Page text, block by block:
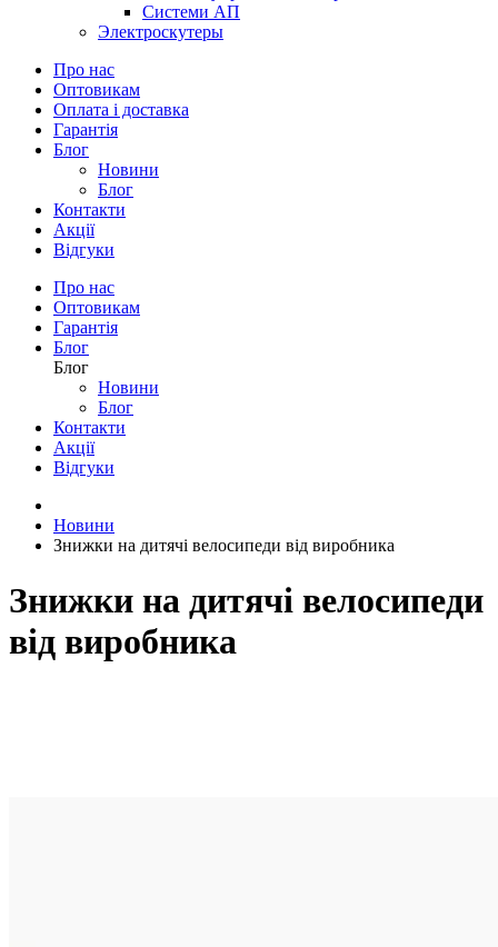
Системи АП
Электроскутеры
Про нас
Оптовикам
Оплата і доставка
Гарантія
Блог
Новини
Блог
Контакти
Акції
Відгуки
Про нас
Оптовикам
Гарантія
Блог
Блог
Новини
Блог
Контакти
Акції
Відгуки
Новини
Знижки на дитячі велосипеди від виробника
Знижки на дитячі велосипеди
від виробника